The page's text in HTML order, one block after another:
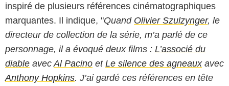
inspiré de plusieurs références cinématographiques
marquantes. Il indique, "Quand Olivier Szulzynger, le
directeur de collection de la série, m’a parlé de ce
personnage, il a évoqué deux films : L’associé du
diable avec Al Pacino et Le silence des agneauxavec
Anthony Hopkins. J’ai gardé ces références en tête